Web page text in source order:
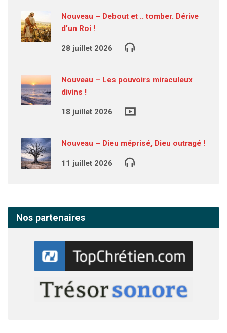
Nouveau – Debout et .. tomber. Dérive
d’un Roi !
28 juillet 2026
Nouveau – Les pouvoirs miraculeux
divins !
18 juillet 2026
Nouveau – Dieu méprisé, Dieu outragé !
11 juillet 2026
Nos partenaires